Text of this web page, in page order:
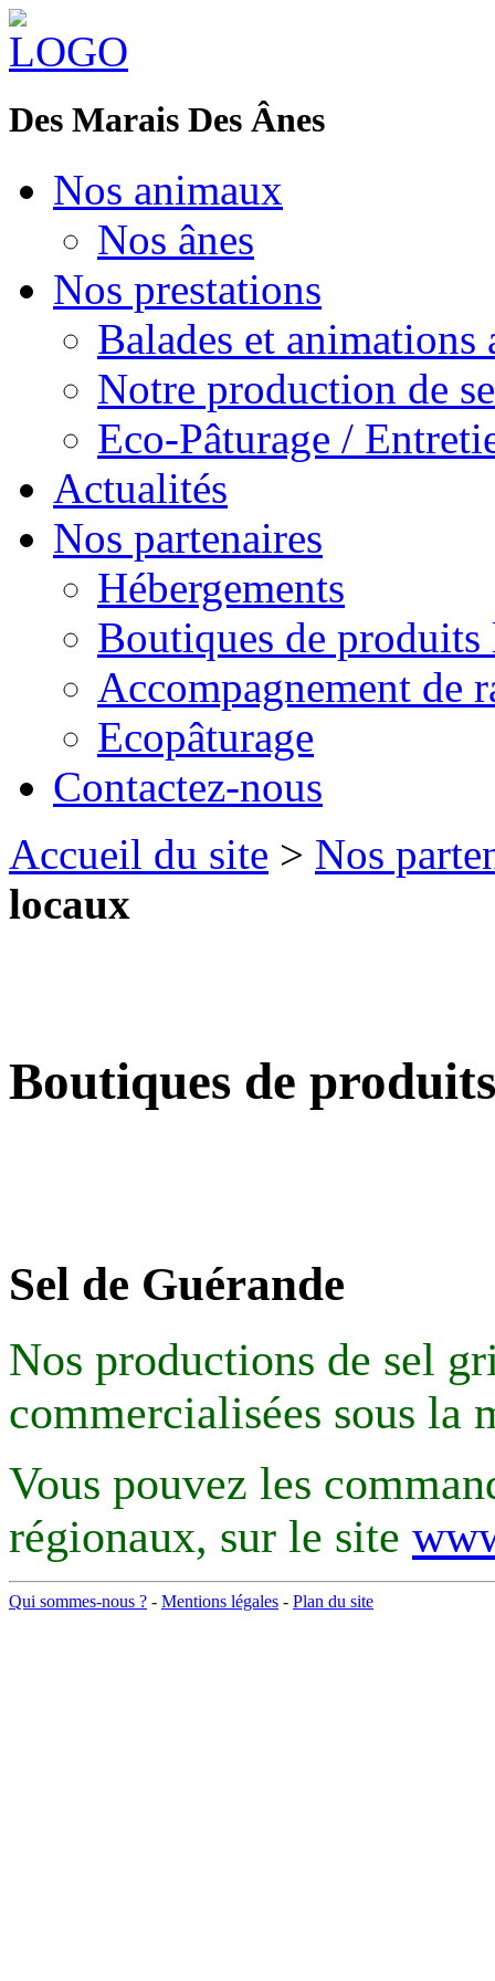
Des Marais Des Ânes
Nos animaux
Nos ânes
Nos prestations
Balades et animations
Notre production de
Eco-Pâturage /
Actualités
Nos partenaires
Hébergements
Boutiques de produits
Accompagnement de
Ecopâturage
Contactez-nous
Accueil du site > Nos
locaux
Boutiques de
Sel de Guérande
Nos productions de sel
commercialisées sous la
Vous pouvez les
régionaux, sur le site
Qui sommes-nous ? - Mentions légales - Plan du site